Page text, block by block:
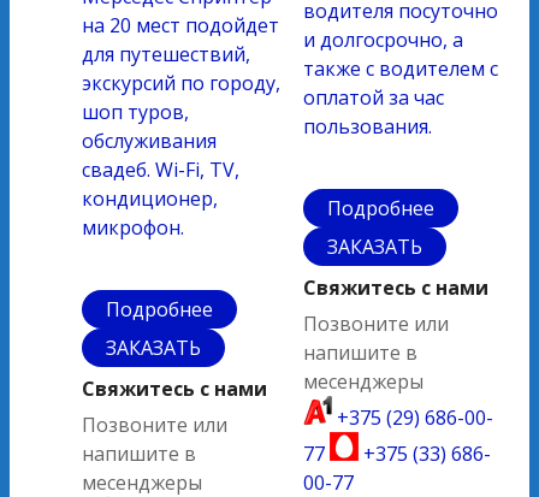
на 20 мест подойдет
для путешествий,
экскурсий по городу,
шоп туров,
обслуживания
свадеб. Wi-Fi, TV,
кондиционер,
микрофон.
Подробнее
ЗАКАЗАТЬ
Свяжитесь с нами
Позвоните или
напишите в
месенджеры
водителя посуточно
и долгосрочно, а
также с водителем с
оплатой за час
пользования.
Подробнее
ЗАКАЗАТЬ
Свяжитесь с нами
Позвоните или
напишите в
месенджеры
+375 (29) 686-00-
77
+375 (33) 686-
00-77